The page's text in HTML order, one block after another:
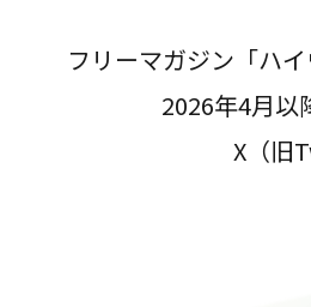
フリーマガジン「ハ
2026年4月以
X（旧